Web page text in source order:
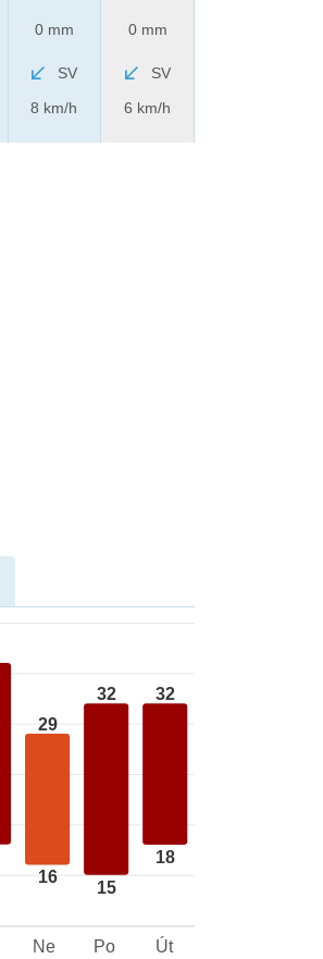
0 mm
SV
8 km/h
0 mm
SV
6 km/h
29
16
32
15
32
18
Ne Po Út